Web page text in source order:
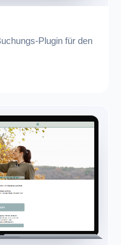
Plugin für den